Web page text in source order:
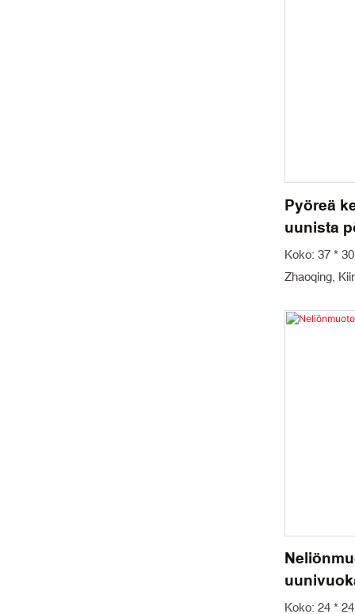
Pyöreä
uunista
uunipelti
Koko: 37 *
Zhaoqing,
mulliitti
Koko: 24 *